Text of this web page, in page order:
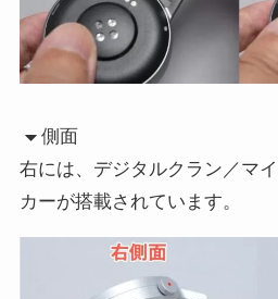
側面
右には、デジタルクラン／マ
カーが搭載されています。